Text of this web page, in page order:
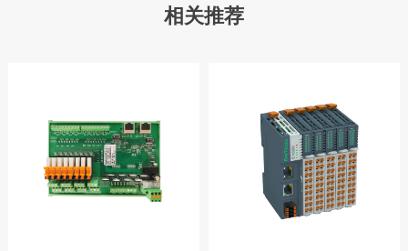
相关推荐